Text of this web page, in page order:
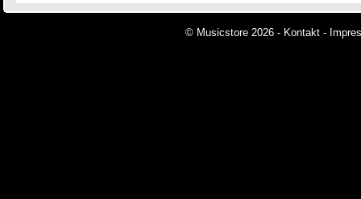
© Musicstore 2026 - Kontakt -